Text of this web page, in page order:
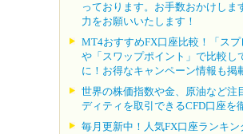
っております。お手数おかけしま
力をお願いいたします！
MT4おすすめFX口座比較！「スプ
や「スワップポイント」で比較し
に！お得なキャンペーン情報も掲
世界の株価指数や金、原油など注
ディティを取引できるCFD口座を
毎月更新中！人気FX口座ランキン